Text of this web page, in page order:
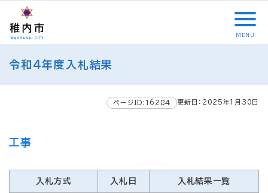
ー
ま
ら
ト
MENU
メ
ー
内
メ
令和4年度入札結果
ページID:16284 更新日：2025年1月30日
工事
入札方式 入札日 入札結果一覧
こ
ら
タ